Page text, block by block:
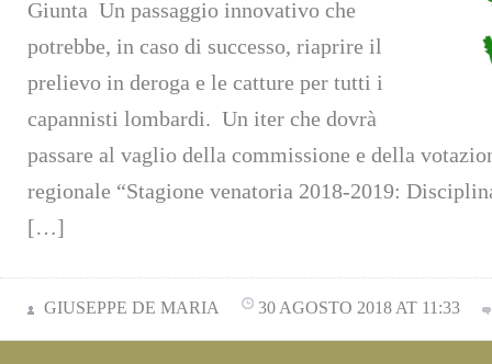
Giunta Un passaggio innovativo che
potrebbe, in caso di successo, riaprire il
prelievo in deroga e le catture per tutti i
capannisti lombardi. Un iter che dovrà
passare al vaglio della commissione e della
regionale “Stagione venatoria 2018-2019:
[…]
GIUSEPPE DE MARIA 30 AGOSTO 2018 AT 11:33